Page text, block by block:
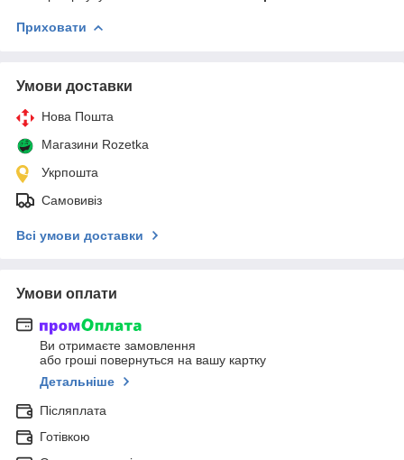
Приховати
Умови доставки
Нова Пошта
Магазини Rozetka
Укрпошта
Самовивіз
Всі умови доставки
Умови оплати
Ви отримаєте замовлення
або гроші повернуться на вашу картку
Детальніше
Післяплата
Готівкою